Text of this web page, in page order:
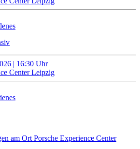
| 16:30 Uhr
Center Leipzig